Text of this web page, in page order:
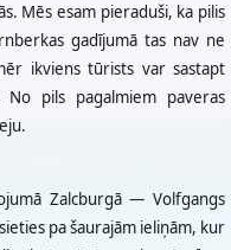
Mēs esam pieraduši, ka pilis
gadījumā tas nav ne
ikviens tūrists var sastapt
No pils pagalmiem paveras
Zalcburgā — Volfgangs
pa šaurajām ieliņām, kur